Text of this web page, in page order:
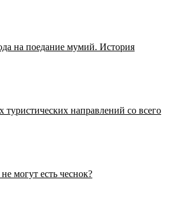
на поедание мумий. История
туристических направлений со всего
могут есть чеснок?